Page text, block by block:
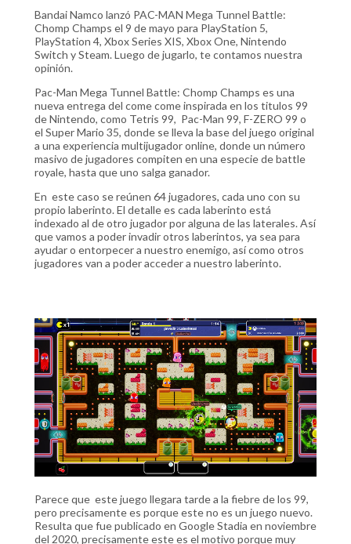
Bandai Namco lanzó PAC-MAN Mega Tunnel Battle:
Chomp Champs el 9 de mayo para PlayStation 5,
PlayStation 4, Xbox Series XIS, Xbox One, Nintendo
Switch y Steam. Luego de jugarlo, te contamos nuestra
opinión.
Pac-Man Mega Tunnel Battle: Chomp Champs es una
nueva entrega del come come inspirada en los titulos 99
de Nintendo, como Tetris 99, Pac-Man 99, F-ZERO 99 o
el Super Mario 35, donde se lleva la base del juego original
a una experiencia multijugador online, donde un número
masivo de jugadores compiten en una especie de battle
royale, hasta que uno salga ganador.
En este caso se reúnen 64 jugadores, cada uno con su
propio laberinto. El detalle es cada laberinto está
indexado al de otro jugador por alguna de las laterales. Así
que vamos a poder invadir otros laberintos, ya sea para
ayudar o entorpecer a nuestro enemigo, así como otros
jugadores van a poder acceder a nuestro laberinto.
Parece que este juego llegara tarde a la fiebre de los 99,
pero precisamente es porque este no es un juego nuevo.
Resulta que fue publicado en Google Stadia en noviembre
del 2020, precisamente este es el motivo porque muy